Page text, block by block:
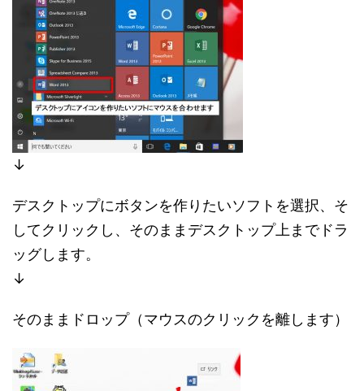
↓
デスクトップにボタンを作りたいソフトを選択、そ
してクリックし、そのままデスクトップ上までドラ
ッグします。
↓
そのままドロップ（マウスのクリックを離します）